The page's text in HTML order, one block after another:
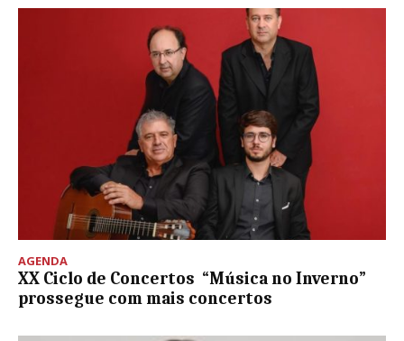
AGENDA
XX Ciclo de Concertos “Música no Inverno”
prossegue com mais concertos